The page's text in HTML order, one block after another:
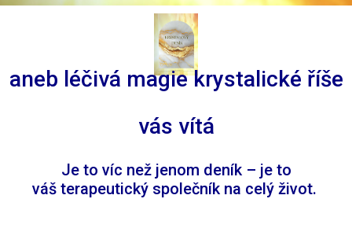
aneb léčivá magie krystalické říše
vás vítá
Je to víc než jenom deník – je to
váš terapeutický společník na celý život.